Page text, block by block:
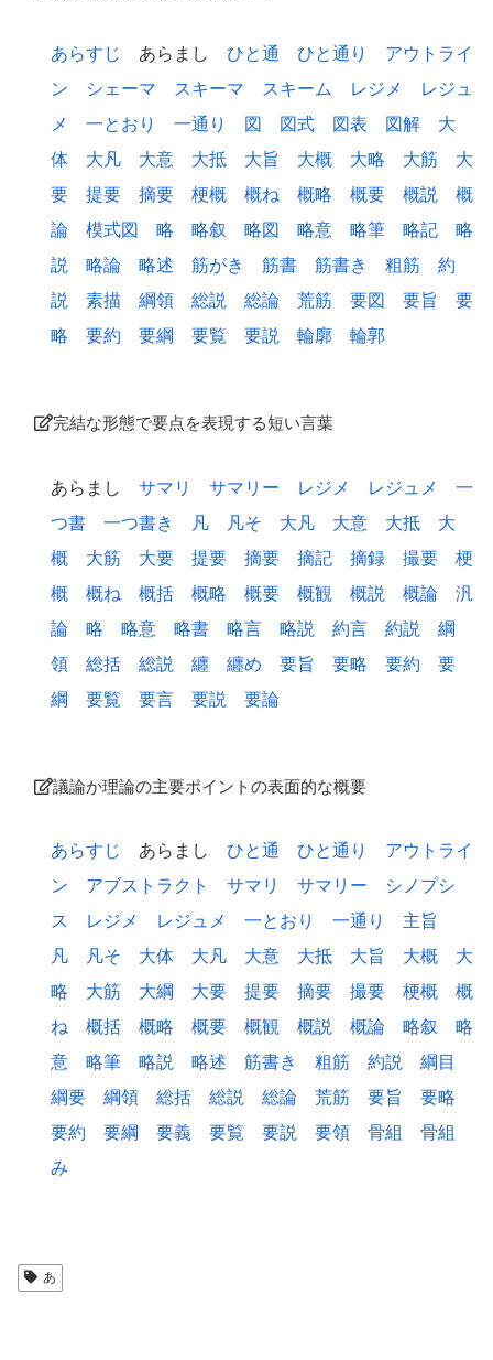
あらすじ あらまし ひと通 ひと通り
アウトライ
ン
シェーマ スキーマ スキーム レジメ
レジュ
メ
一とおり 一通り 図 図式 図表 図解
大
体
大凡 大意 大抵 大旨 大概 大略 大筋
大
要
提要 摘要 梗概 概ね 概略 概要 概説
概
論
模式図 略 略叙 略図 略意 略筆 略記
略
説
略論 略述 筋がき 筋書 筋書き 粗筋
約
説
素描 綱領 総説 総論 荒筋 要図 要旨
要
略
要約 要綱 要覧 要説 輪廓 輪郭
完結な形態で要点を表現する短い言葉
あらまし サマリ サマリー レジメ レジュメ
一
つ書
一つ書き 凡 凡そ 大凡 大意 大抵
大
概
大筋 大要 提要 摘要 摘記 摘録 撮要
梗
概
概ね 概括 概略 概要 概観 概説 概論
汎
論
略 略意 略書 略言 略説 約言 約説
綱
領
総括 総説 纏 纏め 要旨 要略 要約
要
綱
要覧 要言 要説 要論
議論か理論の主要ポイントの表面的な概要
あらすじ あらまし ひと通 ひと通り
アウトライ
ン
アブストラクト サマリ サマリー
シノプシ
ス
レジメ レジュメ 一とおり 一通り
主旨
凡
凡そ 大体 大凡 大意 大抵 大旨 大概
大
略
大筋 大綱 大要 提要 摘要 撮要 梗概
概
ね
概括 概略 概要 概観 概説 概論 略叙
略
意
略筆 略説 略述 筋書き 粗筋 約説
綱目
綱要
綱領 総括 総説 総論 荒筋 要旨
要略
要約
要綱 要義 要覧 要説 要領 骨組
骨組
み
あ